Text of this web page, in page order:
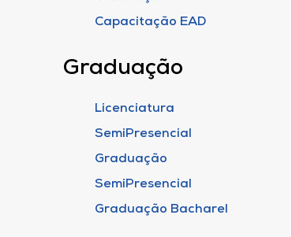
Capacitação EAD
Graduação
Licenciatura
SemiPresencial
Graduação
SemiPresencial
Graduação Bacharel